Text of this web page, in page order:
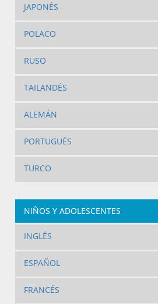
JAPONÉS
POLACO
RUSO
TAILANDÉS
ALEMÁN
PORTUGUÉS
TURCO
NIÑOS Y ADOLESCENTES
INGLÉS
ESPAÑOL
FRANCÉS